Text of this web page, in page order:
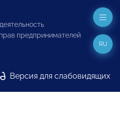
предпринимателей
Версия для слабовидящих
RU